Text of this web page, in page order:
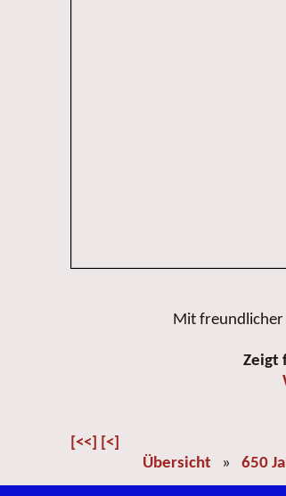
Mit freundlicher
Zeigt
[<<] [<]
Übersicht » 650